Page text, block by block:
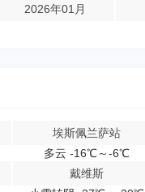
2026年01月
埃斯佩兰萨站
多云 -16℃～-6℃
戴维斯